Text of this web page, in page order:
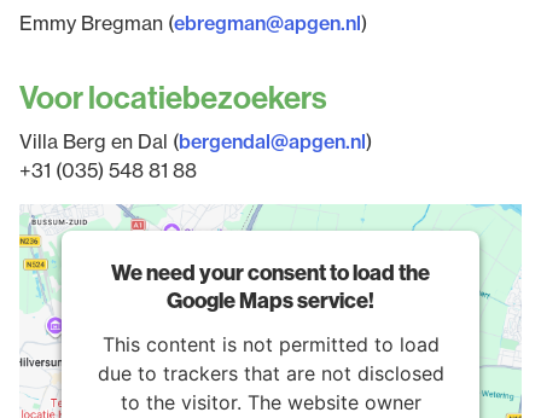
Emmy Bregman (ebregman@apgen.nl)
Voor locatiebezoekers
Villa Berg en Dal (bergendal@apgen.nl)
+31 (035) 548 81 88
We need your consent to load the
Google Maps service!
This content is not permitted to load
due to trackers that are not disclosed
to the visitor. The website owner